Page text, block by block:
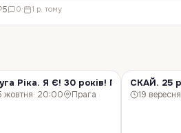
5 0· 1 р. тому
КОНЦЕРТ
Ріка. Я Є! 30 років! Прага!
жовтня· 20:00 Прага
СКАЙ. 25
19 вересня